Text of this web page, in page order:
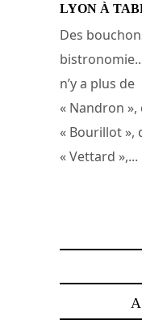
LYON À
Des
bistronomie...
n’y a plus de
« Nandron »,
« Bourillot »,
« Vettard »,...